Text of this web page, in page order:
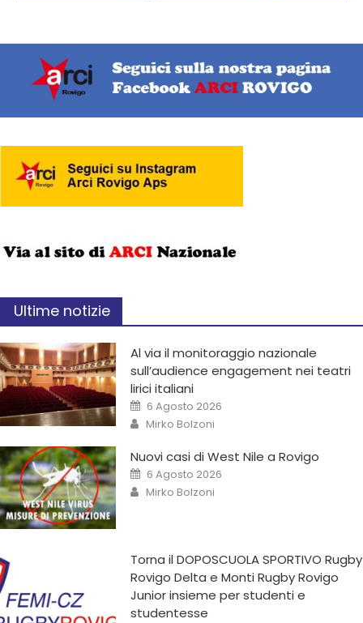
Ultime notizie
Al via il monitoraggio nazionale
sull’audience engagement nei teatri
lirici italiani
6 Agosto 2026
Mirko Bolzoni
Nuovi casi di West Nile a Rovigo
6 Agosto 2026
Mirko Bolzoni
Torna il DOPOSCUOLA SPORTIVO Rugby
Rovigo Delta e Monti Rugby Rovigo
Junior insieme per studenti e
studentesse